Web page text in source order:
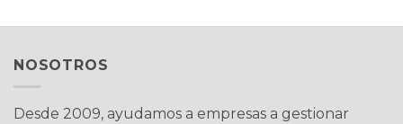
NOSOTROS
Desde 2009, ayudamos a empresas a gestionar